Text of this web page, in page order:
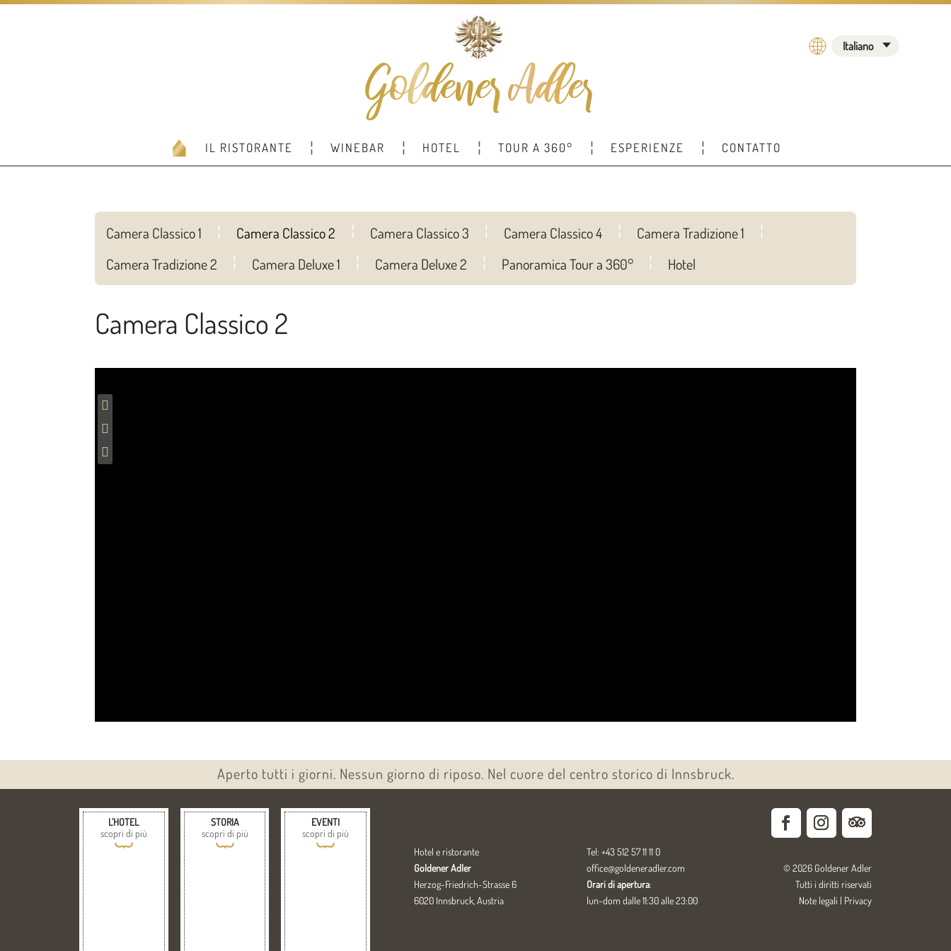
IL RISTORANTE WINEBAR HOTEL TOUR A 360° ESPERIENZE CONTATTO
Italiano
Camera Classico 1 Camera Classico 2 Camera Classico 3 Camera Classico 4
Camera Tradizione 1
Camera Tradizione 2
Camera Deluxe 1 Camera Deluxe 2 Panoramica Tour a 360° Hotel
Camera Classico 2
Aperto tutti i giorni. Nessun giorno di riposo. Nel cuore del centro storico di Innsbruck.
L’HOTEL
scopri di più
{
STORIA
scopri di più
{
EVENTI
scopri di più
{
Hotel e ristorante
Goldener Adler
Herzog-Friedrich-Strasse 6
6020 Innsbruck, Austria
Tel: +43 512 57 11 11 0
office@goldeneradler.com
Orari di apertura:
lun-dom dalle 11:30 alle 23:00
© 2026 Goldener Adler
Tutti i diritti riservati
Note legali | Privacy